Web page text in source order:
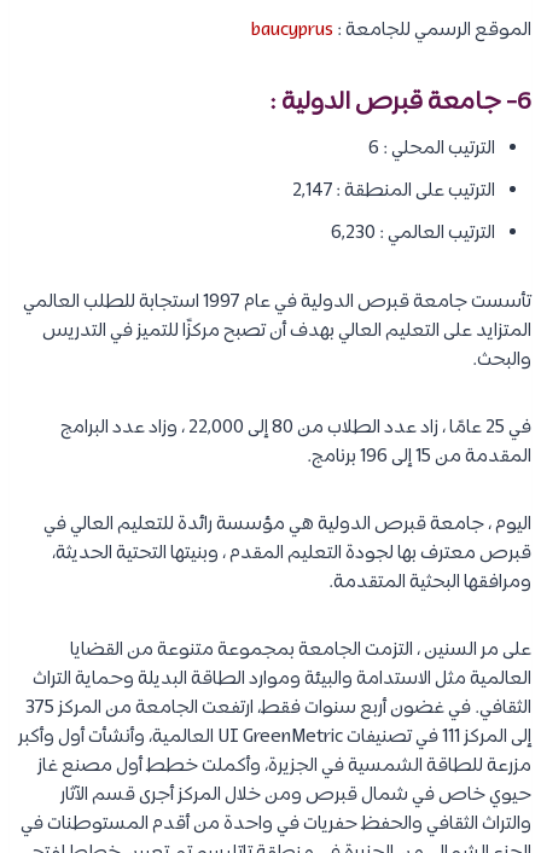
الموقع الرسمي للجامعة : baucyprus
6- جامعة قبرص الدولية :
الترتيب المحلي : 6
الترتيب على المنطقة : 2,147
الترتيب العالمي : 6,230
تأسست جامعة قبرص الدولية في عام 1997 استجابة للطلب العالمي
المتزايد على التعليم العالي بهدف أن تصبح مركزًا للتميز في التدريس
والبحث.
في 25 عامًا ، زاد عدد الطلاب من 80 إلى 22,000 ، وزاد عدد البرامج
المقدمة من 15 إلى 196 برنامج.
اليوم ، جامعة قبرص الدولية هي مؤسسة رائدة للتعليم العالي في
قبرص معترف بها لجودة التعليم المقدم ، وبنيتها التحتية الحديثة،
ومرافقها البحثية المتقدمة.
على مر السنين ، التزمت الجامعة بمجموعة متنوعة من القضايا
العالمية مثل الاستدامة والبيئة وموارد الطاقة البديلة وحماية التراث
الثقافي. في غضون أربع سنوات فقط، ارتفعت الجامعة من المركز 375
إلى المركز 111 في تصنيفات UI GreenMetric العالمية، وأنشأت أول وأكبر
مزرعة للطاقة الشمسية في الجزيرة، وأكملت خطط أول مصنع غاز
حيوي خاص في شمال قبرص ومن خلال المركز أجرى قسم الآثار
والتراث الثقافي والحفظ حفريات في واحدة من أقدم المستوطنات في